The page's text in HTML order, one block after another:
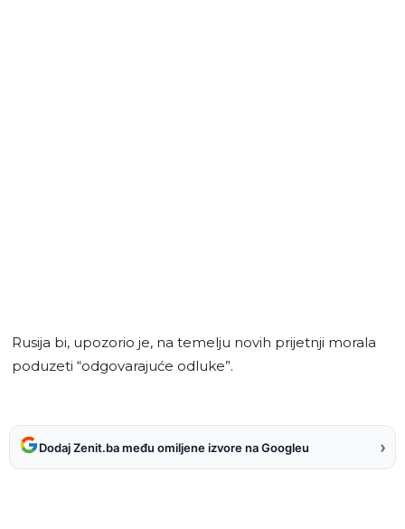
Rusija bi, upozorio je, na temelju novih prijetnji morala
poduzeti “odgovarajuće odluke”.
Dodaj Zenit.ba među omiljene izvore na Googleu ›